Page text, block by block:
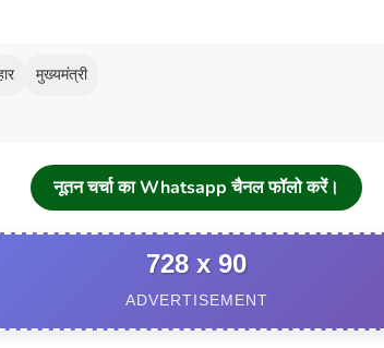
मुख्यमंत्री
नूतन चर्चा का Whatsapp चैनल फॉलो करें।
728 x 90
ADVERTISEMENT